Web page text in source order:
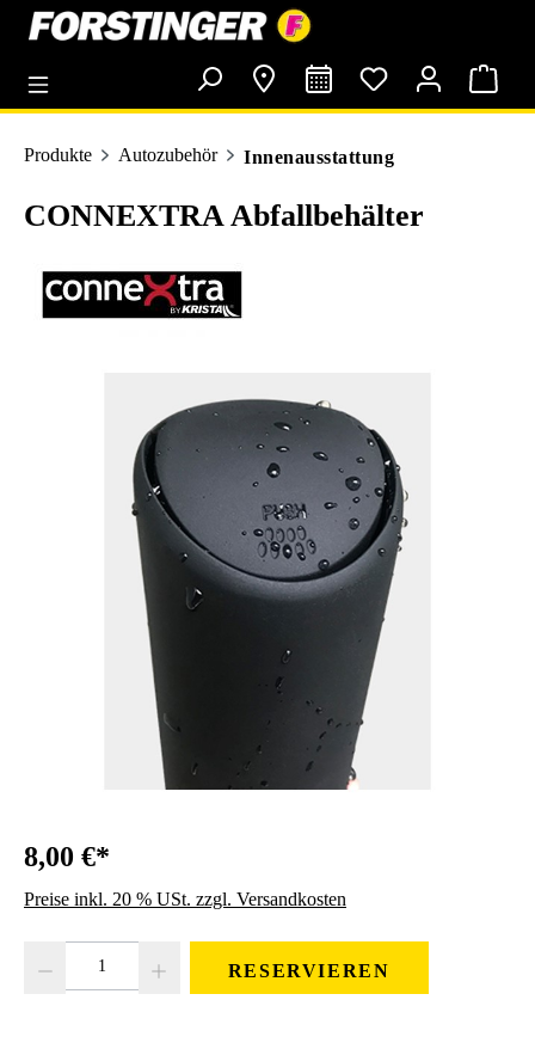
springen
Produkte Autozubehör Innenausstattung
CONNEXTRA Abfallbehälter
8,00 €*
Preise inkl. 20 % USt. zzgl. Versandkosten
RESERVIEREN